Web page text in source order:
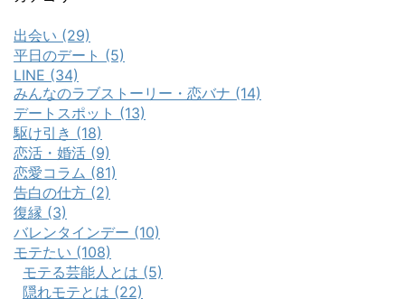
出会い (29)
平日のデート (5)
LINE (34)
みんなのラブストーリー・恋バナ (14)
デートスポット (13)
駆け引き (18)
恋活・婚活 (9)
恋愛コラム (81)
告白の仕方 (2)
復縁 (3)
バレンタインデー (10)
モテたい (108)
モテる芸能人とは (5)
隠れモテとは (22)